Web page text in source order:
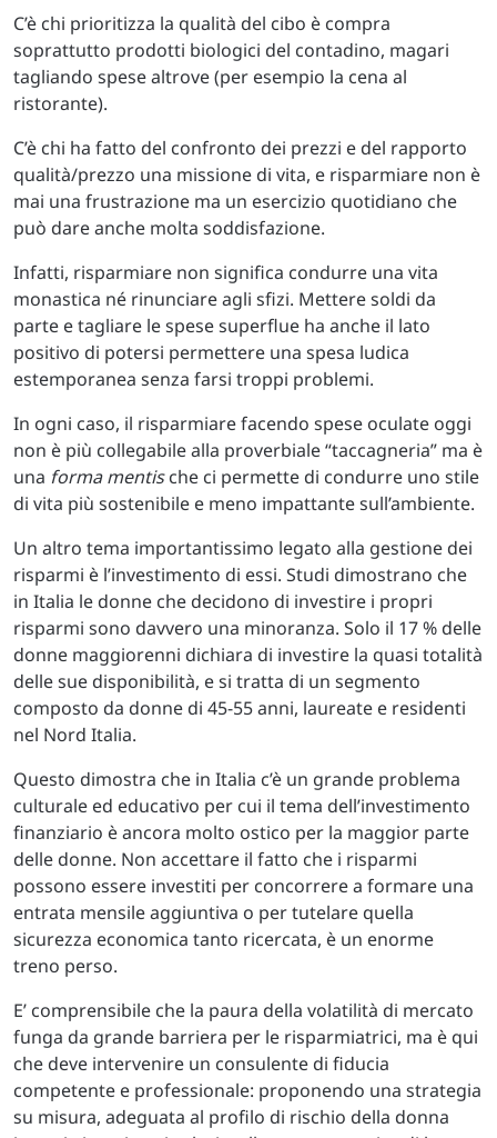
C’è chi prioritizza la qualità del cibo è compra
soprattutto prodotti biologici del contadino, magari
tagliando spese altrove (per esempio la cena al
ristorante).
C’è chi ha fatto del confronto dei prezzi e del rapporto
qualità/prezzo una missione di vita, e risparmiare non è
mai una frustrazione ma un esercizio quotidiano che
può dare anche molta soddisfazione.
Infatti, risparmiare non significa condurre una vita
monastica né rinunciare agli sfizi. Mettere soldi da
parte e tagliare le spese superflue ha anche il lato
positivo di potersi permettere una spesa ludica
estemporanea senza farsi troppi problemi.
In ogni caso, il risparmiare facendo spese oculate oggi
non è più collegabile alla proverbiale “taccagneria” ma è
una forma mentische ci permette di condurre uno stile
di vita più sostenibile e meno impattante sull’ambiente.
Un altro tema importantissimo legato alla gestione dei
risparmi è l’investimento di essi. Studi dimostrano che
in Italia le donne che decidono di investire i propri
risparmi sono davvero una minoranza. Solo il 17 % delle
donne maggiorenni dichiara di investire la quasi totalità
delle sue disponibilità, e si tratta di un segmento
composto da donne di 45-55 anni, laureate e residenti
nel Nord Italia.
Questo dimostra che in Italia c’è un grande problema
culturale ed educativo per cui il tema dell’investimento
finanziario è ancora molto ostico per la maggior parte
delle donne. Non accettare il fatto che i risparmi
possono essere investiti per concorrere a formare una
entrata mensile aggiuntiva o per tutelare quella
sicurezza economica tanto ricercata, è un enorme
treno perso.
E’ comprensibile che la paura della volatilità di mercato
funga da grande barriera per le risparmiatrici, ma è qui
che deve intervenire un consulente di fiducia
competente e professionale: proponendo una strategia
su misura, adeguata al profilo di rischio della donna